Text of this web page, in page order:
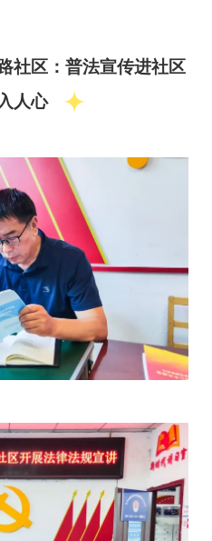
社区：普法宣传进社区
人心